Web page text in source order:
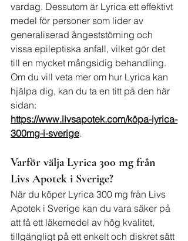
vardag. Dessutom är Lyrica ett effektivt
medel för personer som lider av
generaliserad ångeststörning och
vissa epileptiska anfall, vilket gör det
till en mycket mångsidig behandling.
Om du vill veta mer om hur Lyrica kan
hjälpa dig, kan du ta en titt på den här
sidan:
https://www.livsapotek.com/köpa-lyrica-
300mg-i-sverige.
Varför välja Lyrica 300 mg från
Livs Apotek i Sverige?
När du köper Lyrica 300 mg från Livs
Apotek i Sverige kan du vara säker på
att få ett läkemedel av hög kvalitet,
tillgängligt på ett enkelt och diskret sätt